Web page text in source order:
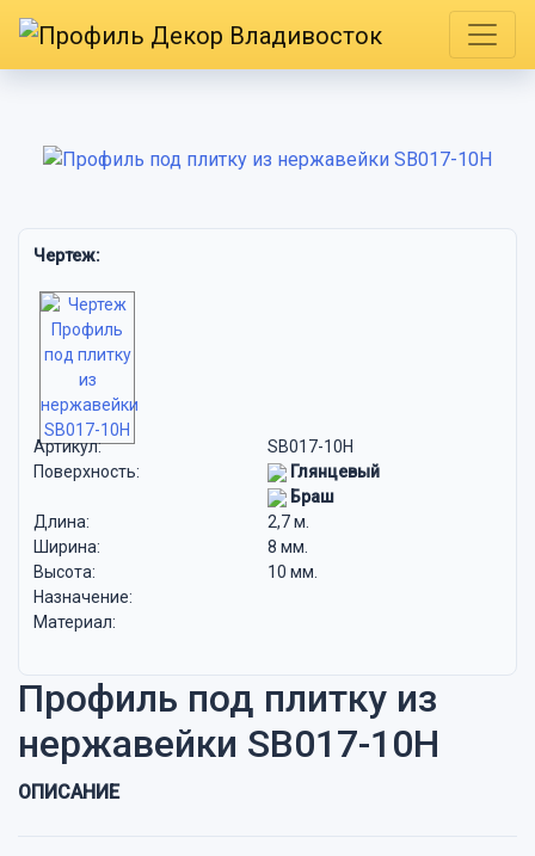
Чертеж:
Артикул:
SB017-10H
Поверхность:
Глянцевый
Браш
Длина:
2,7 м.
Ширина:
8 мм.
Высота:
10 мм.
Назначение:
Материал:
Профиль под плитку из
нержавейки SB017-10H
ОПИСАНИЕ